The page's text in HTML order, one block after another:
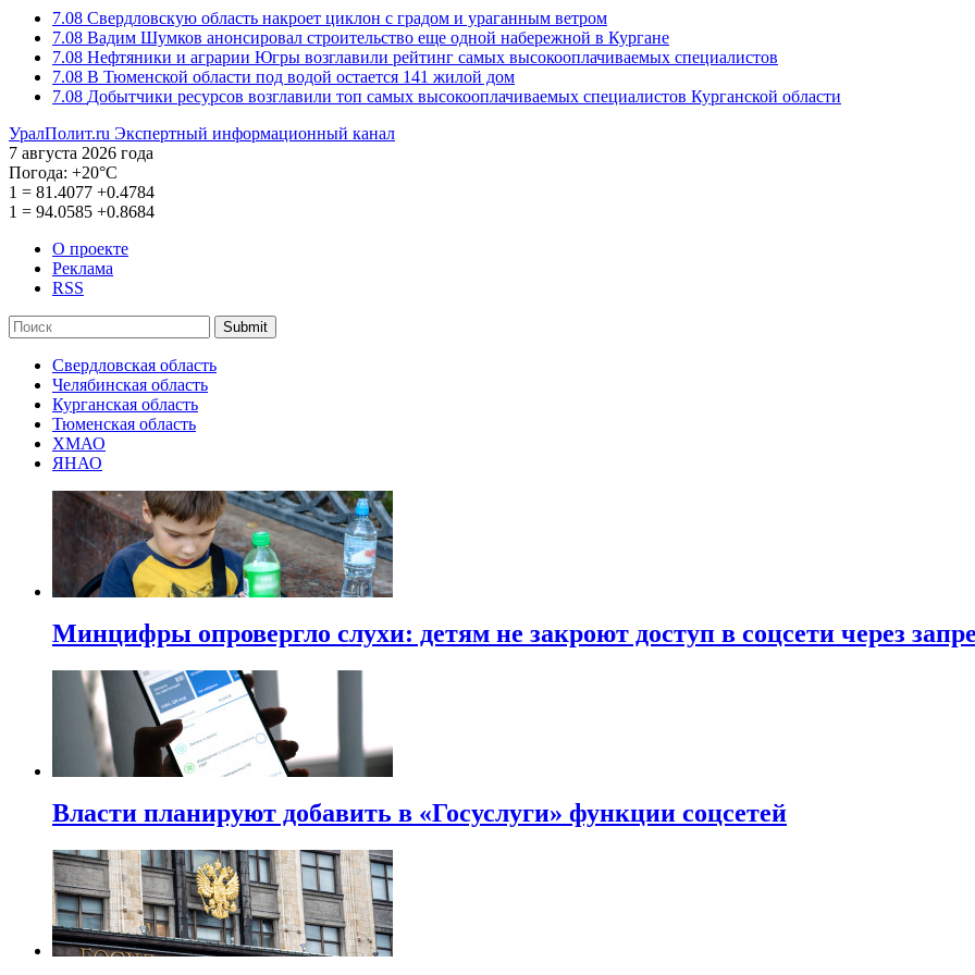
7.08 Свердловскую область накроет циклон с градом и ураганным ветром
7.08 Вадим Шумков анонсировал строительство еще одной набережной в Кургане
7.08 Нефтяники и аграрии Югры возглавили рейтинг самых высокооплачиваемых специалистов
7.08 В Тюменской области под водой остается 141 жилой дом
7.08 Добытчики ресурсов возглавили топ самых высокооплачиваемых специалистов Курганской области
УралПолит.ru Экспертный информационный канал
7 августа 2026 года
Погода: +20°С
1 = 81.4077 +0.4784
1 = 94.0585 +0.8684
О проекте
Реклама
RSS
Submit
Свердловская область
Челябинская область
Курганская область
Тюменская область
ХМАО
ЯНАО
Минцифры опровергло слухи: детям не закроют доступ в соцсети через
Власти планируют добавить в «Госуслуги» функции соцсетей